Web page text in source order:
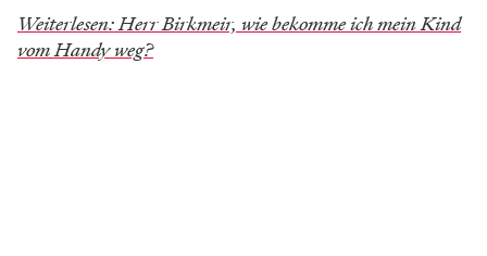
Weiterlesen: Herr Birkmeir, wie bekomme ich mein Kind
vom Handy weg?